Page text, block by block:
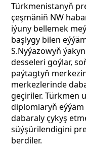
Türkmenistanyň
çeşmäniň NW
iýuny bellemek
başlygy bilen
S.Nyýazowyň
desseleri goýlar,
paýtagtyň
merkezlerinde
geçiriler. Türkmen
diplomlaryň
dabaraly çykyş
süýşürilendigini
berdiler.